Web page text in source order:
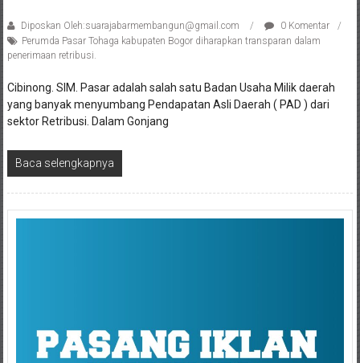
Diposkan Oleh:suarajabarmembangun@gmail.com
0 Komentar
Perumda Pasar Tohaga kabupaten Bogor diharapkan transparan dalam
penerimaan retribusi.
Cibinong. SIM. Pasar adalah salah satu Badan Usaha Milik daerah
yang banyak menyumbang Pendapatan Asli Daerah ( PAD ) dari
sektor Retribusi. Dalam Gonjang
Baca selengkapnya